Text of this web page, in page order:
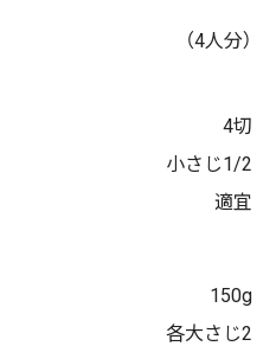
（4人分）
4切
小さじ1/2
適宜
150g
各大さじ2